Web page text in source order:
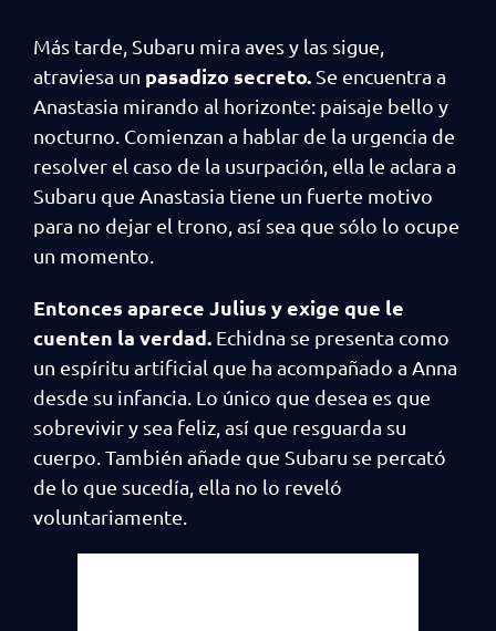
Más tarde, Subaru mira aves y las sigue,
atraviesa un pasadizo secreto. Se encuentra a
Anastasia mirando al horizonte: paisaje bello y
nocturno. Comienzan a hablar de la urgencia de
resolver el caso de la usurpación, ella le aclara a
Subaru que Anastasia tiene un fuerte motivo
para no dejar el trono, así sea que sólo lo ocupe
un momento.
Entonces aparece Julius y exige que le
cuenten la verdad. Echidna se presenta como
un espíritu artificial que ha acompañado a Anna
desde su infancia. Lo único que desea es que
sobrevivir y sea feliz, así que resguarda su
cuerpo. También añade que Subaru se percató
de lo que sucedía, ella no lo reveló
voluntariamente.